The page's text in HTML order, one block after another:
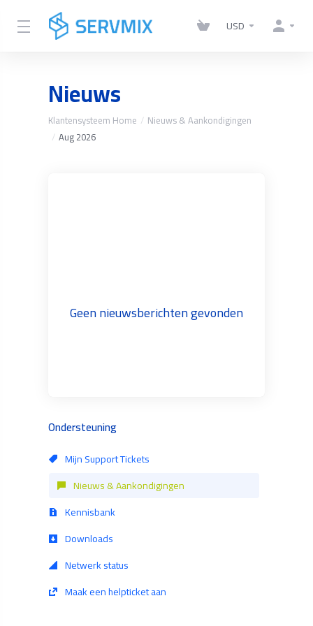
USD
Nieuws
Klantensysteem Home
Nieuws & Aankondigingen
Aug 2026
Ondersteuning
Mijn Support Tickets
Nieuws & Aankondigingen
Kennisbank
Downloads
Netwerk status
Maak een helpticket aan
Geen nieuwsberichten gevonden